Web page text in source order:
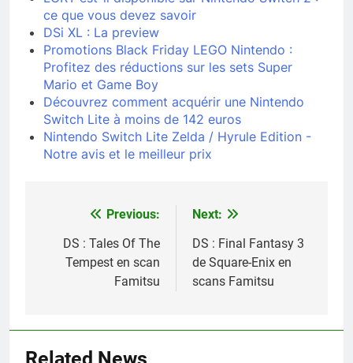
ce que vous devez savoir
DSi XL : La preview
Promotions Black Friday LEGO Nintendo :
Profitez des réductions sur les sets Super
Mario et Game Boy
Découvrez comment acquérir une Nintendo
Switch Lite à moins de 142 euros
Nintendo Switch Lite Zelda / Hyrule Edition -
Notre avis et le meilleur prix
Navigation
l’article
Previous:
DS : Tales Of The
Tempest en scan
Famitsu
Next:
DS : Final Fantasy 3
de Square-Enix en
scans Famitsu